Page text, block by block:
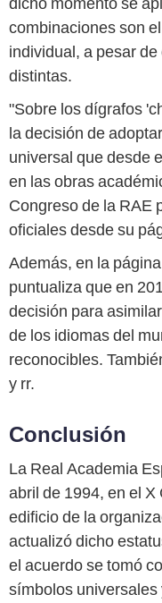
combinaciones son
individual, a pesar
distintas.
"Sobre los dígrafos
la decisión de
universal que desde
en las obras
Congreso de la RAE
oficiales desde su
Además, en la
puntualiza que en
decisión para
de los idiomas del
reconocibles.
y rr.
Conclusión
La Real Academia
abril de 1994, en el
edificio de la
actualizó dicho
el acuerdo se tomó
símbolos universales